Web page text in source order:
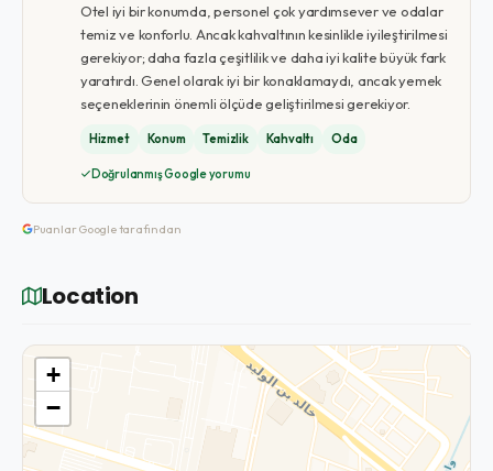
Otel iyi bir konumda, personel çok yardımsever ve odalar
temiz ve konforlu. Ancak kahvaltının kesinlikle iyileştirilmesi
gerekiyor; daha fazla çeşitlilik ve daha iyi kalite büyük fark
yaratırdı. Genel olarak iyi bir konaklamaydı, ancak yemek
seçeneklerinin önemli ölçüde geliştirilmesi gerekiyor.
Hizmet Konum Temizlik Kahvaltı Oda
Doğrulanmış Google yorumu
Puanlar Google tarafından
Location
+
−